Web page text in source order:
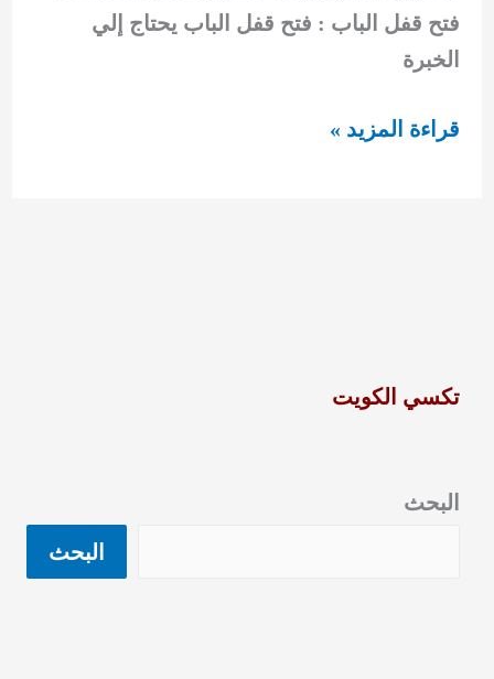
فتح قفل الباب : فتح قفل الباب يحتاج إلي
الخبرة
فتح
قراءة المزيد »
تكسي الكويت
البحث
البحث